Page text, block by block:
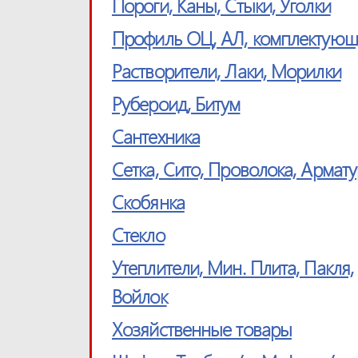
Профиль ОЦ, АЛ,
Растворители, Лаки, Морилки
Рубероид, Битум
Сантехника
Сетка, Cито, Проволока,
Скобянка
Стекло
Утеплители, Мин. Плита, Пакля,
Войлок
Хозяйственные товары